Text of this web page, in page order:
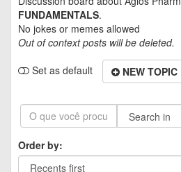
FUNDAMENTALS.
No jokes or memes allowed
Out of context posts will be deleted.
Set as default
NEW TOPIC
Order by: